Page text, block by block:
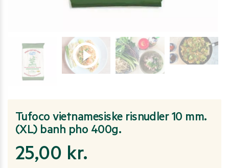
Tufoco vietnamesiske risnudler 10 mm.
(XL) banh pho 400g.
25,00 kr.